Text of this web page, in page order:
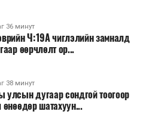
36 минут
Ч:19А чиглэлийн замналд
өөрчлөлт ор...
38 минут
улсын дугаар сондгой тоогоор
өнөөдөр шатахуун...